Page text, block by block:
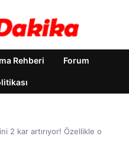
Rehberi Forum
2 kar artırıyor! Özellikle o